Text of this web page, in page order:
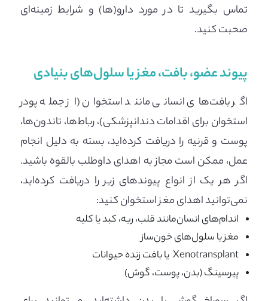
تماس بگیرید تا در مورد دارو(ها) و شرایط زمینه‌ای
صحبت کنید.
پیوند عضو، بافت، مغز یا سلول‌های بنیادی
اگر بافت‌های انسانی مانند استخوان (از جمله پودر
استخوان برای اقدامات دندانپزشکی)، رباط‌ها، تاندون‌ها،
پوست و قرنیه را دریافت کرده‌اید، بسته به دلیل انجام
عمل، ممکن است مجاز به اهدای داوطلب بالقوه باشید.
اگر هر یک از انواع پیوندهای زیر را دریافت کرده‌اید،
نمی‌توانید اهدای مغز استخوان کنید:
اندام‌های انسان‌مانند قلب، ریه، کبد یا کلیه
مغز یا سلول‌های خون‌ساز
Xenotransplant یا بافت زنده حیوانات
پیرسینگ (بدن، پوست، گوش)